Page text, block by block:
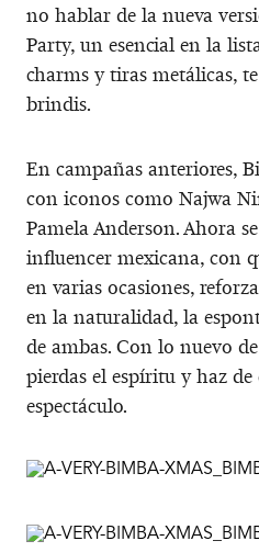
no hablar de la nueva
Party, un esencial en la
charms y tiras metálicas,
brindis.
En campañas anteriores,
con iconos como Najwa
Pamela Anderson. Ahora
influencer mexicana, con
en varias ocasiones,
en la naturalidad, la
de ambas. Con lo nuevo
pierdas el espíritu y haz
espectáculo.